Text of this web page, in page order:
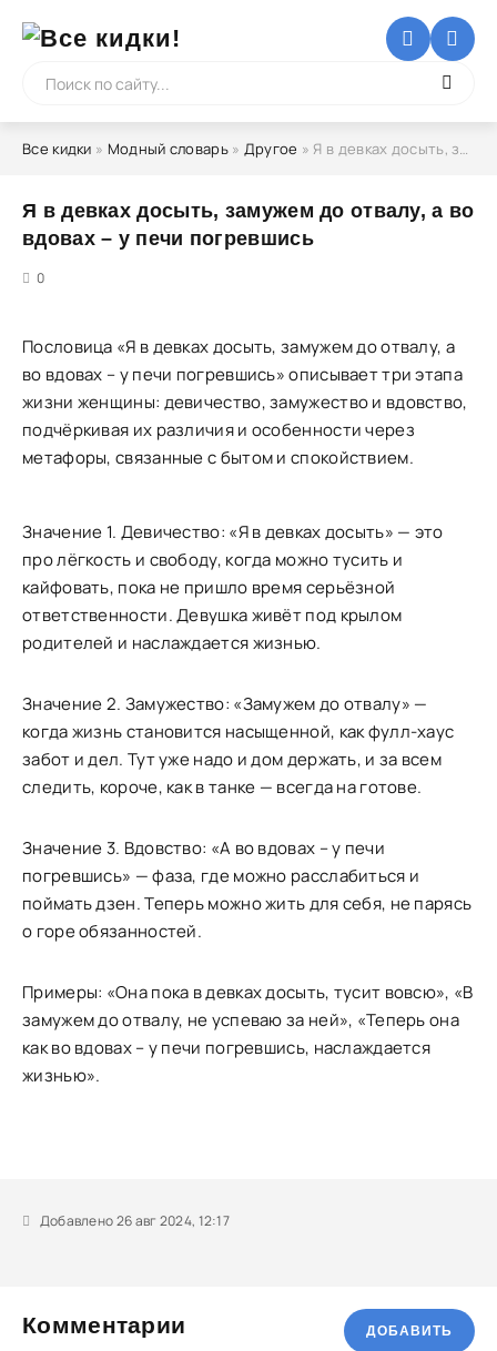
Все кидки » Модный словарь» Другое » Я в девках досыть, замужем до отвалу, а во вдовах – у печи погревшись
Я в девках досыть, замужем до отвалу, а во
вдовах – у печи погревшись
0
Пословица «Я в девках досыть, замужем до отвалу, а
во вдовах – у печи погревшись» описывает три этапа
жизни женщины: девичество, замужество и вдовство,
подчёркивая их различия и особенности через
метафоры, связанные с бытом и спокойствием.
Значение 1. Девичество: «Я в девках досыть» — это
про лёгкость и свободу, когда можно тусить и
кайфовать, пока не пришло время серьёзной
ответственности. Девушка живёт под крылом
родителей и наслаждается жизнью.
Значение 2. Замужество: «Замужем до отвалу» —
когда жизнь становится насыщенной, как фулл-хаус
забот и дел. Тут уже надо и дом держать, и за всем
следить, короче, как в танке — всегда на готове.
Значение 3. Вдовство: «А во вдовах – у печи
погревшись» — фаза, где можно расслабиться и
поймать дзен. Теперь можно жить для себя, не парясь
о горе обязанностей.
Примеры: «Она пока в девках досыть, тусит вовсю», «В
замужем до отвалу, не успеваю за ней», «Теперь она
как во вдовах – у печи погревшись, наслаждается
жизнью».
Добавлено 26 авг 2024, 12:17
Комментарии ДОБАВИТЬ